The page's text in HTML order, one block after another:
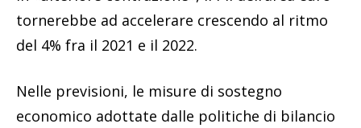
tornerebbe ad accelerare crescendo al ritmo
del 4% fra il 2021 e il 2022.
Nelle previsioni, le misure di sostegno
economico adottate dalle politiche di bilancio